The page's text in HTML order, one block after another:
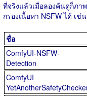
ที่จริงแล้วเมื่อลองค้นดูก็ภา
กรองเนื้อหา NSFW ได้ เช่น
ชื่อ
ComfyUI-NSFW-
Detection
ComfyUI